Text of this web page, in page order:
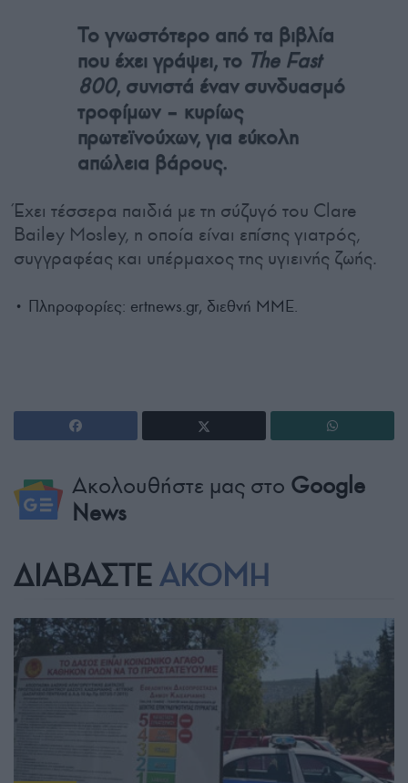
Το γνωστότερο από τα βιβλία
που έχει γράψει, το The Fast
800, συνιστά έναν συνδυασμό
τροφίμων – κυρίως
πρωτεϊνούχων, για εύκολη
απώλεια βάρους.
Έχει τέσσερα παιδιά με τη σύζυγό του Clare
Bailey Mosley, η οποία είναι επίσης γιατρός,
συγγραφέας και υπέρμαχος της υγιεινής ζωής.
• Πληροφορίες: ertnews.gr, διεθνή ΜΜΕ.
Ακολουθήστε μας στο Google
News
ΔΙΑΒΑΣΤΕ ΑΚΟΜΗ